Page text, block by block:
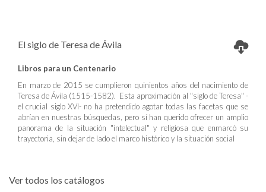
El siglo de Teresa de Ávila
Libros para un Centenario
En marzo de 2015 se cumplieron quinientos años del nacimiento de
Teresa de Ávila (1515-1582). Esta aproximación al "siglo de Teresa" -
el crucial siglo XVI- no ha pretendido agotar todas las facetas que se
abrían en nuestras búsquedas, pero sí han querido ofrecer un amplio
panorama de la situación "intelectual" y religiosa que enmarcó su
trayectoria, sin dejar de lado el marco histórico y la situación social
Ver todos los catálogos